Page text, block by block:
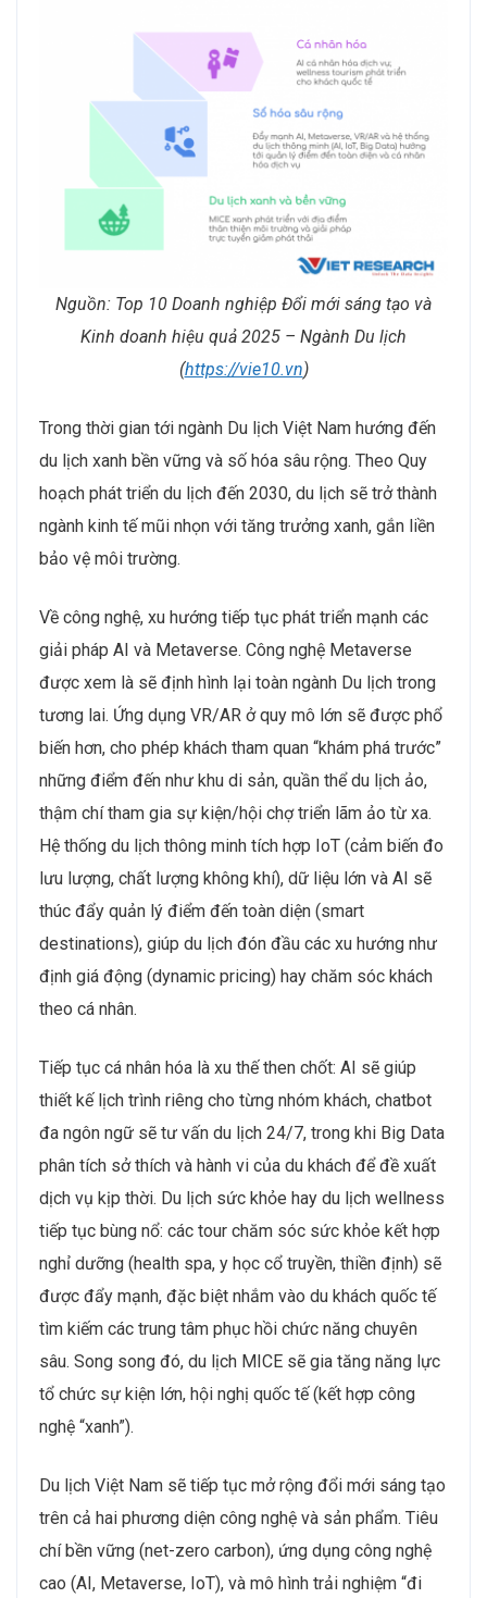
Nguồn: Top 10 Doanh nghiệp Đổi mới sáng tạo và
Kinh doanh hiệu quả 2025 – Ngành Du lịch
(https://vie10.vn)
Trong thời gian tới ngành Du lịch Việt Nam hướng đến
du lịch xanh bền vững và số hóa sâu rộng. Theo Quy
hoạch phát triển du lịch đến 2030, du lịch sẽ trở thành
ngành kinh tế mũi nhọn với tăng trưởng xanh, gắn liền
bảo vệ môi trường.
Về công nghệ, xu hướng tiếp tục phát triển mạnh các
giải pháp AI và Metaverse. Công nghệ Metaverse
được xem là sẽ định hình lại toàn ngành Du lịch trong
tương lai. Ứng dụng VR/AR ở quy mô lớn sẽ được phổ
biến hơn, cho phép khách tham quan “khám phá trước”
những điểm đến như khu di sản, quần thể du lịch ảo,
thậm chí tham gia sự kiện/hội chợ triển lãm ảo từ xa.
Hệ thống du lịch thông minh tích hợp IoT (cảm biến đo
lưu lượng, chất lượng không khí), dữ liệu lớn và AI sẽ
thúc đẩy quản lý điểm đến toàn diện (smart
destinations), giúp du lịch đón đầu các xu hướng như
định giá động (dynamic pricing) hay chăm sóc khách
theo cá nhân.
Tiếp tục cá nhân hóa là xu thế then chốt: AI sẽ giúp
thiết kế lịch trình riêng cho từng nhóm khách, chatbot
đa ngôn ngữ sẽ tư vấn du lịch 24/7, trong khi Big Data
phân tích sở thích và hành vi của du khách để đề xuất
dịch vụ kịp thời. Du lịch sức khỏe hay du lịch wellness
tiếp tục bùng nổ: các tour chăm sóc sức khỏe kết hợp
nghỉ dưỡng (health spa, y học cổ truyền, thiền định) sẽ
được đẩy mạnh, đặc biệt nhắm vào du khách quốc tế
tìm kiếm các trung tâm phục hồi chức năng chuyên
sâu. Song song đó, du lịch MICE sẽ gia tăng năng lực
tổ chức sự kiện lớn, hội nghị quốc tế (kết hợp công
nghệ “xanh”).
Du lịch Việt Nam sẽ tiếp tục mở rộng đổi mới sáng tạo
trên cả hai phương diện công nghệ và sản phẩm. Tiêu
chí bền vững (net-zero carbon), ứng dụng công nghệ
cao (AI, Metaverse, IoT), và mô hình trải nghiệm “đi